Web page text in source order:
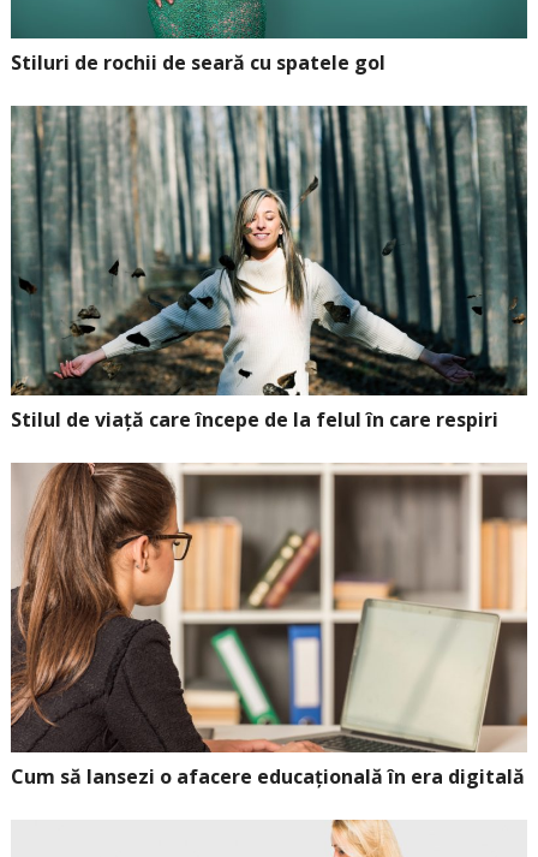
Stiluri de rochii de seară cu spatele gol
Stilul de viață care începe de la felul în care respiri
Cum să lansezi o afacere educațională în era digitală